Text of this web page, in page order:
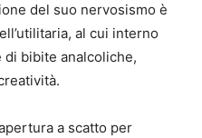
del suo nervosismo è
al cui interno
bibite analcoliche,
a scatto per